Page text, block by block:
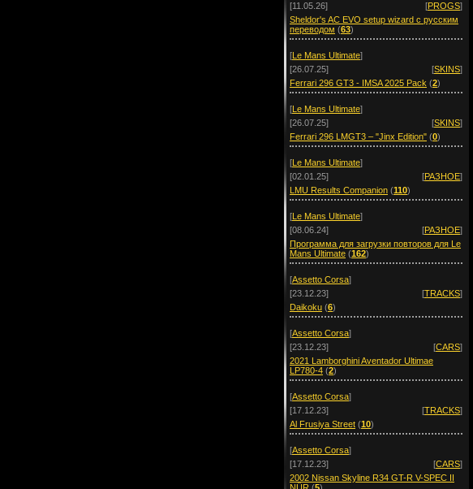
[11.05.26]
[PROGS]
Sheldor's AC EVO setup wizard с русским
переводом (63)
[Le Mans Ultimate]
[26.07.25]
[SKINS]
Ferrari 296 GT3 - IMSA 2025 Pack (2)
[Le Mans Ultimate]
[26.07.25]
[SKINS]
Ferrari 296 LMGT3 – "Jinx Edition" (0)
[Le Mans Ultimate]
[02.01.25]
[РАЗНОЕ]
LMU Results Companion (110)
[Le Mans Ultimate]
[08.06.24]
[РАЗНОЕ]
Программа для загрузки повторов для Le
Mans Ultimate (162)
[Assetto Corsa]
[23.12.23]
[TRACKS]
Daikoku (6)
[Assetto Corsa]
[23.12.23]
[CARS]
2021 Lamborghini Aventador Ultimae
LP780-4 (2)
[Assetto Corsa]
[17.12.23]
[TRACKS]
Al Frusiya Street (10)
[Assetto Corsa]
[17.12.23]
[CARS]
2002 Nissan Skyline R34 GT-R V-SPEC II